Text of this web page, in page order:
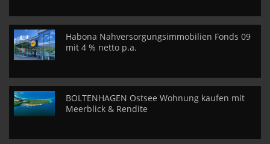
Habona Nahversorgungsimmobilien Fonds 09
mit 4 % netto p.a.
BOLTENHAGEN Ostsee Wohnung kaufen mit
Meerblick & Rendite